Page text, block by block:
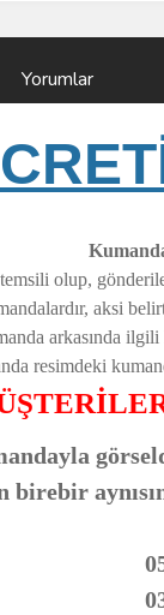
Yorumlar
olup,
aksi
arkasında
resimdeki
birebir